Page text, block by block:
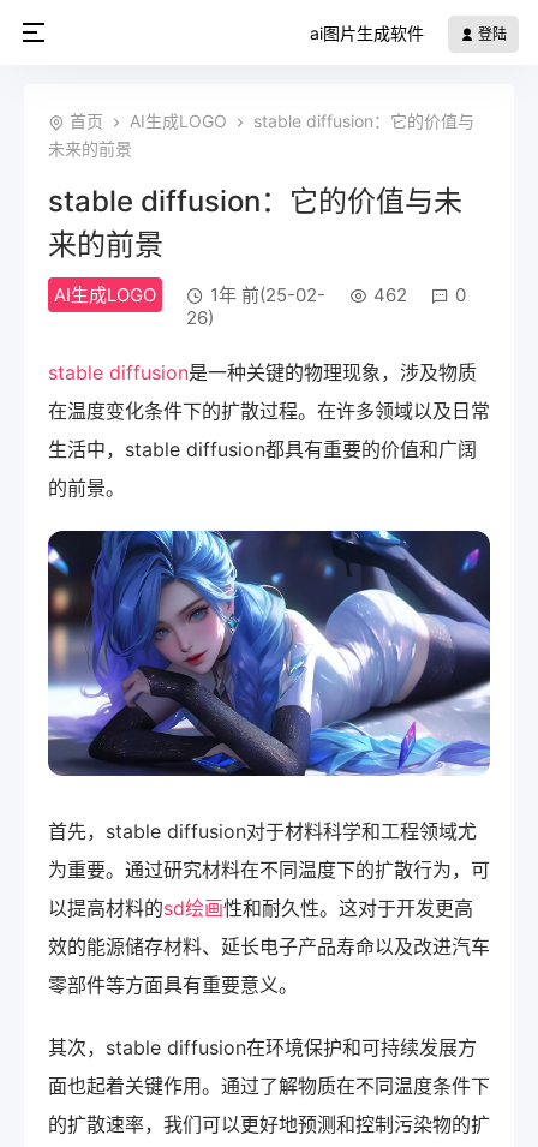
ai图片生成软件 登陆
首页 AI生成LOGO
stable diffusion：它的价值与
未来的前景
stable diffusion：它的价值与未
来的前景
AI生成LOGO
1年 前(25-02-
26)
462 0
stable diffusion是一种关键的物理现象，涉及物质
在温度变化条件下的扩散过程。在许多领域以及日常
生活中，stable diffusion都具有重要的价值和广阔
的前景。
首先，stable diffusion对于材料科学和工程领域尤
为重要。通过研究材料在不同温度下的扩散行为，可
以提高材料的sd绘画性和耐久性。这对于开发更高
效的能源储存材料、延长电子产品寿命以及改进汽车
零部件等方面具有重要意义。
其次，stable diffusion在环境保护和可持续发展方
面也起着关键作用。通过了解物质在不同温度条件下
的扩散速率，我们可以更好地预测和控制污染物的扩